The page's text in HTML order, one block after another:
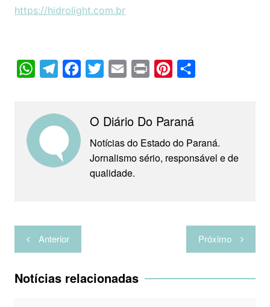
https://hidrolight.com.br
W
t
s
A
e
r
b
t
t
e
r
i
l
n
t
t
e
r
a
r
a
O Diário Do Paraná
Notícias do Estado do Paraná.
Jornalismo sério, responsável e de
qualidade.
Navegação
de
Post
Anterior Próximo
Notícias relacionadas